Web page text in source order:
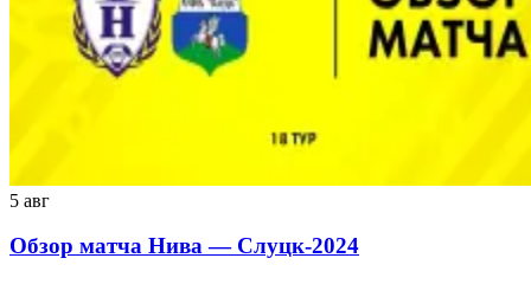
5 авг
Обзор матча Нива — Слуцк-2024